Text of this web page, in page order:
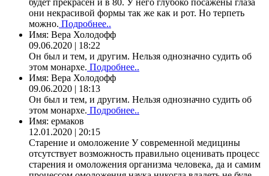
будет прекрасен и в 80. У него глубоко посажены глаза
они некрасивой формы так же как и рот. Но терпеть
можно. Подробнее..
Имя: Вера Холодофф
09.06.2020 | 18:22
Он был и тем, и другим. Нельзя однозначно судить об
этом монархе. Подробнее..
Имя: Вера Холодофф
09.06.2020 | 18:13
Он был и тем, и другим. Нельзя однозначно судить об
этом монархе. Подробнее..
Имя: ермаков
12.01.2020 | 20:15
Старение и омоложение У современной медицины
отсутствует возможность правильно оценивать процесс
старения и омоложения организма человека, да и самим